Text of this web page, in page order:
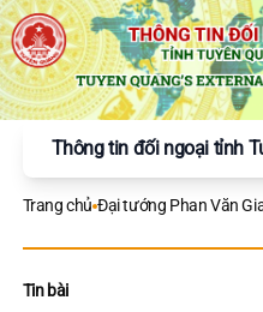
Thông tin đối ngoại tỉnh
Trang chủ Đại tướng Phan Văn
Tin bài